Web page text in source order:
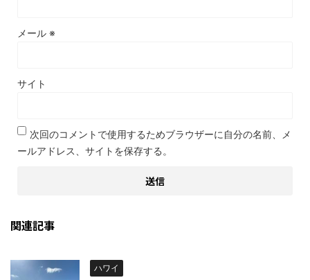
メール ※
サイト
次回のコメントで使用するためブラウザーに自分の名前、メ
ールアドレス、サイトを保存する。
関連記事
ハワイ